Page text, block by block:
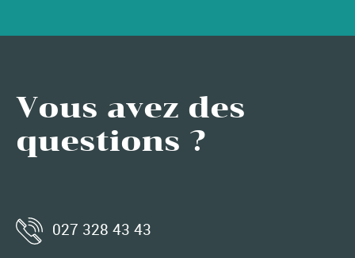
Vous avez des
questions ?
027 328 43 43